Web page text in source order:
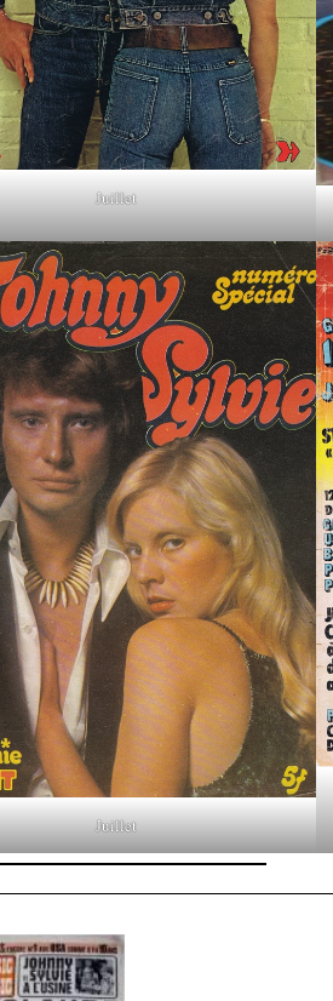
Juillet
Juillet